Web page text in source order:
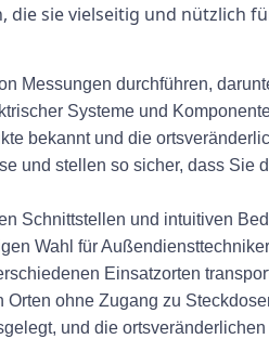
sie vielseitig und nützlich
Messungen durchführen,
Systeme und
bekannt und die
und stellen so sicher, dass Sie
Schnittstellen und intuitiven
Wahl für
Einsatzorten
ohne Zugang zu
und die